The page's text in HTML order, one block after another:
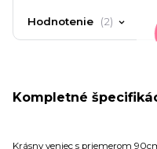
Hodnotenie 2
Kompletné
Krásny veniec s priemerom